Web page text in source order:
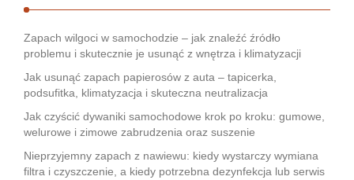
Zapach wilgoci w samochodzie – jak znaleźć źródło
problemu i skutecznie je usunąć z wnętrza i klimatyzacji
Jak usunąć zapach papierosów z auta – tapicerka,
podsufitka, klimatyzacja i skuteczna neutralizacja
Jak czyścić dywaniki samochodowe krok po kroku: gumowe,
welurowe i zimowe zabrudzenia oraz suszenie
Nieprzyjemny zapach z nawiewu: kiedy wystarczy wymiana
filtra i czyszczenie, a kiedy potrzebna dezynfekcja lub serwis